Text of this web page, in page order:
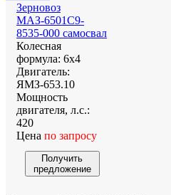
Зерновоз
МАЗ-6501С9-
8535-000 самосвал
Колесная
формула: 6х4
Двигатель:
ЯМЗ-653.10
Мощность
двигателя, л.с.:
420
Цена по запросу
Получить
предложение